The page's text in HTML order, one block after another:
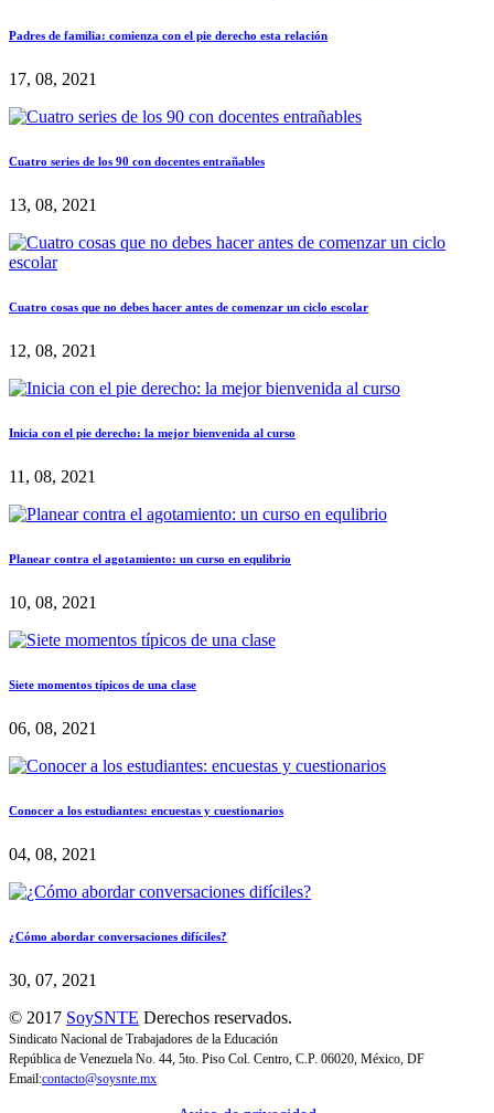
Padres de familia: comienza con el pie derecho esta relación
17, 08, 2021
Cuatro series de los 90 con docentes entrañables
13, 08, 2021
Cuatro cosas que no debes hacer antes de comenzar un ciclo escolar
12, 08, 2021
Inicia con el pie derecho: la mejor bienvenida al curso
11, 08, 2021
Planear contra el agotamiento: un curso en equlibrio
10, 08, 2021
Siete momentos típicos de una clase
06, 08, 2021
Conocer a los estudiantes: encuestas y cuestionarios
04, 08, 2021
¿Cómo abordar conversaciones difíciles?
30, 07, 2021
© 2017 SoySNTE Derechos reservados.
Sindicato Nacional de Trabajadores de la Educación
República de Venezuela No. 44, 5to. Piso Col. Centro, C.P. 06020, México, DF
Email:contacto@soysnte.mx